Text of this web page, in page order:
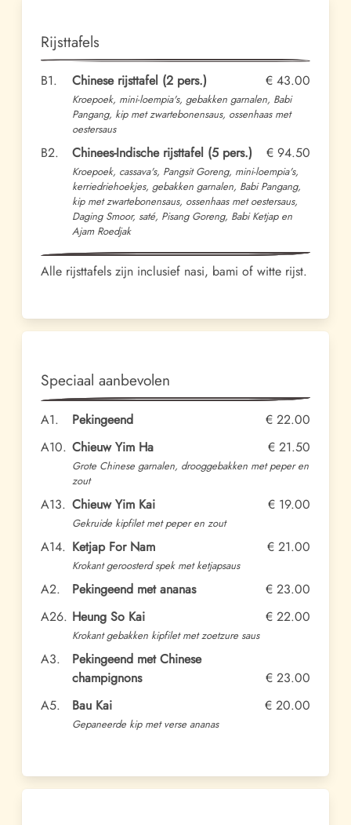
Rijsttafels
B1. Chinese rijsttafel (2 pers.) € 43.00
Kroepoek, mini-loempia's, gebakken garnalen, Babi
Pangang, kip met zwartebonensaus, ossenhaas met
oestersaus
B2. Chinees-Indische rijsttafel (5 pers.) € 94.50
Kroepoek, cassava's, Pangsit Goreng, mini-loempia's,
kerriedriehoekjes, gebakken garnalen, Babi Pangang,
kip met zwartebonensaus, ossenhaas met oestersaus,
Daging Smoor, saté, Pisang Goreng, Babi Ketjap en
Ajam Roedjak
Alle rijsttafels zijn inclusief nasi, bami of witte rijst.
Speciaal aanbevolen
A1. Pekingeend
€ 22.00
A10. Chieuw Yim Ha € 21.50
Grote Chinese garnalen, drooggebakken met peper en
zout
A13. Chieuw Yim Kai € 19.00
Gekruide kipfilet met peper en zout
A14. Ketjap For Nam € 21.00
Krokant geroosterd spek met ketjapsaus
A2. Pekingeend met ananas
€ 23.00
A26. Heung So Kai € 22.00
Krokant gebakken kipfilet met zoetzure saus
A3.
Pekingeend met Chinese
champignons
€ 23.00
A5.
Bau Kai € 20.00
Gepaneerde kip met verse ananas